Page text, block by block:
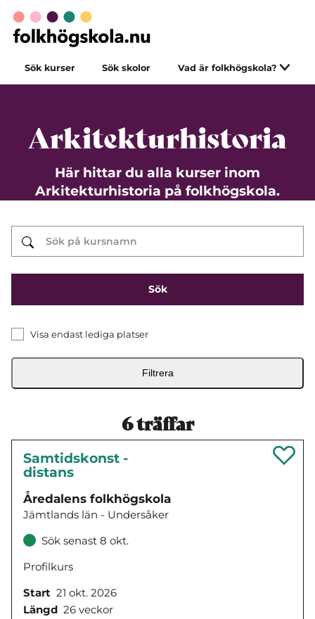
Sök kurser Sök skolor Vad är folkhögskola?
Arkitekturhistoria
Här hittar du alla kurser inom
Arkitekturhistoria på folkhögskola.
Visa endast lediga platser
Filtrera
6träffar
Samtidskonst -
distans
Åredalens folkhögskola
Jämtlands län - Undersåker
Sök senast 8 okt.
Profilkurs
Start 21 okt. 2026
Längd 26 veckor